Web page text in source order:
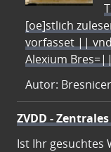
[oe]stlich
vorfasset ||
Alexium
Autor:
ZVDD -
Ist Ihr gesuchtes